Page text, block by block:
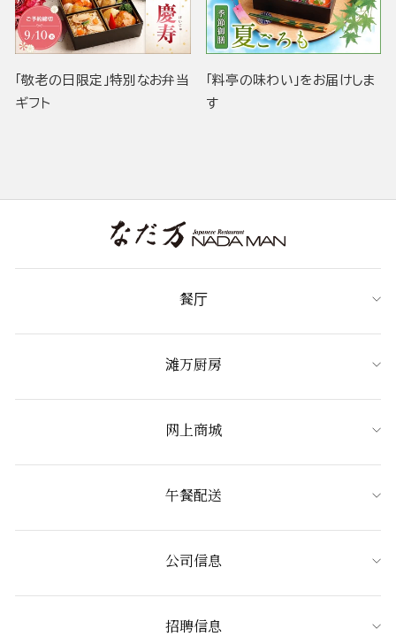
「敬老の日限定」特別なお弁当
ギフト
「料亭の味わい」をお届けしま
す
餐厅
滩万厨房
网上商城
午餐配送
公司信息
招聘信息